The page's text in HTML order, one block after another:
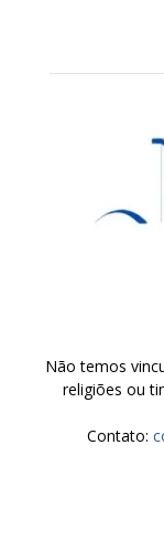
Não temos
religiões ou
Contato: